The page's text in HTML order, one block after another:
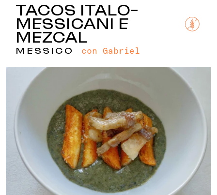
TACOS ITALO-
MESSICANI E
MEZCAL
MESSICO con Gabriel